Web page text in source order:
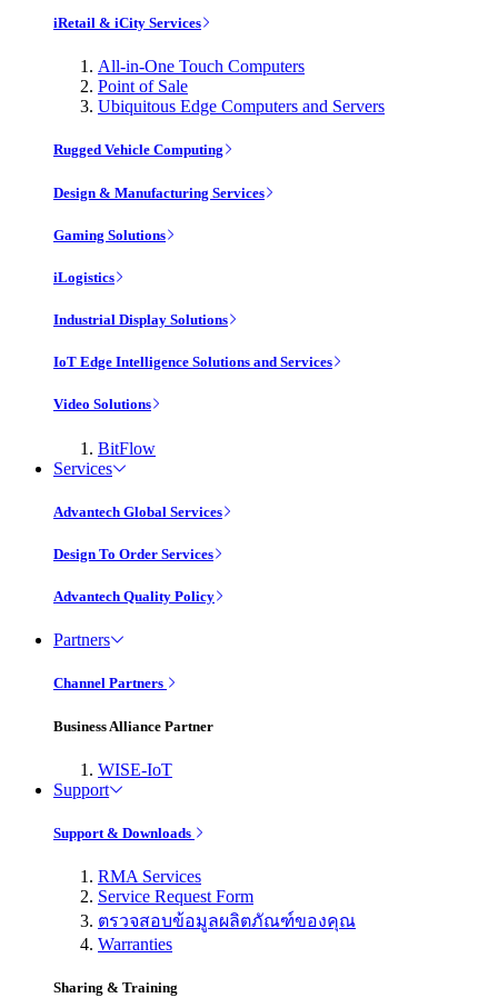
iRetail & iCity Services
All-in-One Touch Computers
Point of Sale
Ubiquitous Edge Computers and Servers
Rugged Vehicle Computing
Design & Manufacturing Services
Gaming Solutions
iLogistics
Industrial Display Solutions
IoT Edge Intelligence Solutions and Services
Video Solutions
BitFlow
Services
Advantech Global Services
Design To Order Services
Advantech Quality Policy
Partners
Channel Partners
Business Alliance Partner
WISE-IoT
Support
Support & Downloads
RMA Services
Service Request Form
ตรวจสอบข้อมูลผลิตภัณฑ์ของคุณ
Warranties
Sharing & Training